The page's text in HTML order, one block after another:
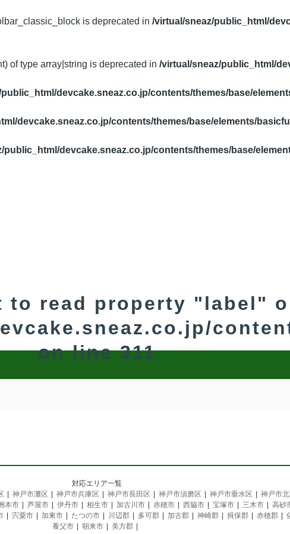
is deprecated in /virtual/sneaz/public_html/
of type array|string is deprecated in /virtual/sneaz/public_html/
devcake.sneaz.co.jp/contents/themes/base/
devcake.sneaz.co.jp/contents/themes/base/elements/
public_html/devcake.sneaz.co.jp/contents/themes/base/
to read property "label"
on line311
対応エリア一覧
神戸市灘区 神戸市兵庫区 神戸市長田区 神戸市須磨区 神戸市垂水区 神戸市
本市 芦屋市 伊丹市 相生市 加古川市 赤穂市 西脇市 宝塚市 三木市 高砂
宍粟市 加東市 たつの市 川辺郡 多可郡 加古郡 神崎郡 揖保郡 赤穂郡
養父市
朝来市 美方郡